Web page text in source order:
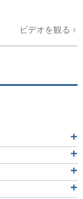
ビデオを観る